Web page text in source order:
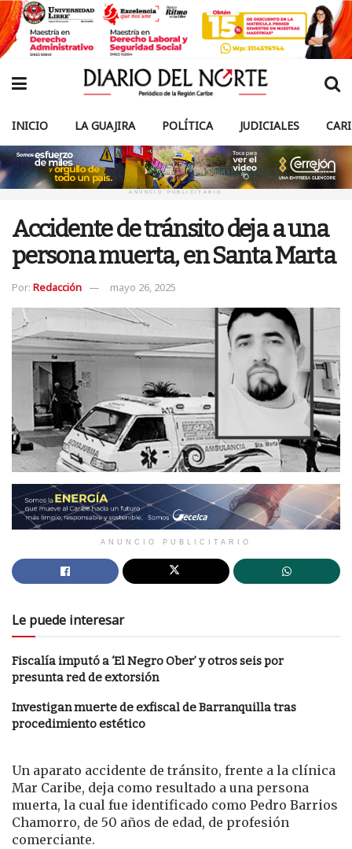
INICIO LA GUAJIRA POLÍTICA JUDICIALES
ANUNCIO PUBLICITARIO
Accidente de tránsito deja a una
persona muerta, en Santa Marta
Por: Redacción mayo 26, 2025
ANUNCIO PUBLICITARIO
Le puede interesar
Fiscalía imputó a ‘El Negro Ober’ y otros seis por
presunta red de extorsión
Investigan muerte de exfiscal de Barranquilla tras
procedimiento estético
Un aparato accidente de tránsito, frente a la clínica
Mar Caribe, deja como resultado a una persona
muerta, la cual fue identificado como Pedro Barrios
Chamorro, de 50 años de edad, de profesión
comerciante.